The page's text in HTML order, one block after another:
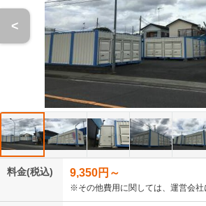
<
料金(税込) 9,350円～
※その他費用に関しては、運営会社